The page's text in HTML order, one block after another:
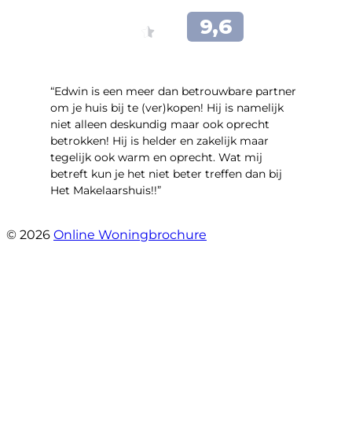
“Edwin is een meer dan betrouwbare partner
om je huis bij te (ver)kopen! Hij is namelijk
niet alleen deskundig maar ook oprecht
betrokken! Hij is helder en zakelijk maar
tegelijk ook warm en oprecht. Wat mij
betreft kun je het niet beter treffen dan bij
Het Makelaarshuis!!”
© 2026 Online Woningbrochure